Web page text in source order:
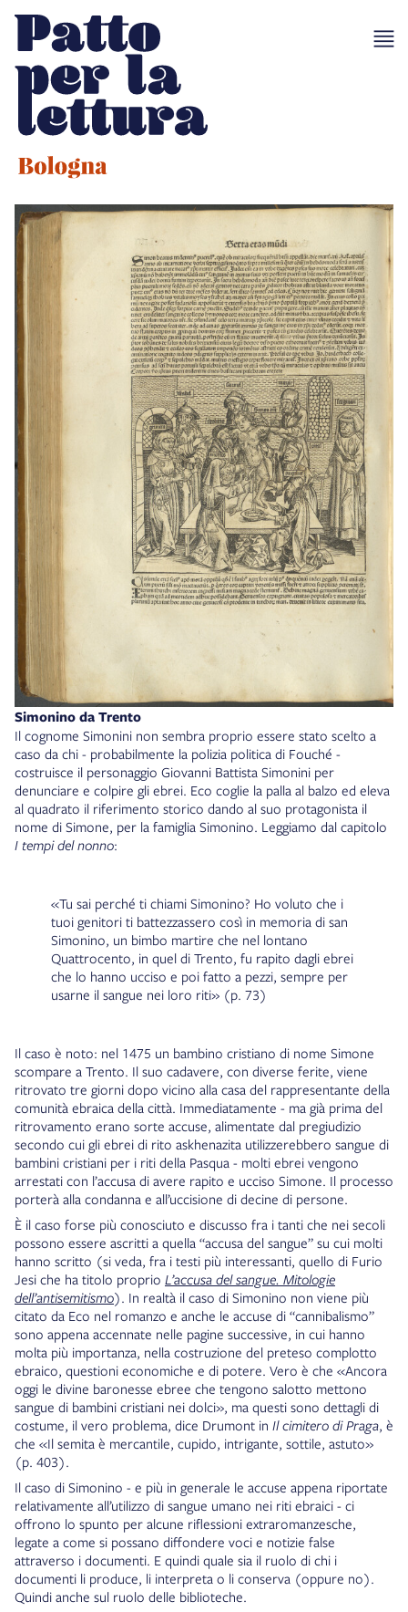
Simonino da Trento
Il cognome Simonini non sembra proprio essere stato scelto a
caso da chi - probabilmente la polizia politica di Fouché -
costruisce il personaggio Giovanni Battista Simonini per
denunciare e colpire gli ebrei. Eco coglie la palla al balzo ed eleva
al quadrato il riferimento storico dando al suo protagonista il
nome di Simone, per la famiglia Simonino. Leggiamo dal capitolo
I tempi del nonno:
«Tu sai perché ti chiami Simonino? Ho voluto che i
tuoi genitori ti battezzassero così in memoria di san
Simonino, un bimbo martire che nel lontano
Quattrocento, in quel di Trento, fu rapito dagli ebrei
che lo hanno ucciso e poi fatto a pezzi, sempre per
usarne il sangue nei loro riti» (p. 73)
Il caso è noto: nel 1475 un bambino cristiano di nome Simone
scompare a Trento. Il suo cadavere, con diverse ferite, viene
ritrovato tre giorni dopo vicino alla casa del rappresentante della
comunità ebraica della città. Immediatamente - ma già prima del
ritrovamento erano sorte accuse, alimentate dal pregiudizio
secondo cui gli ebrei di rito askhenazita utilizzerebbero sangue di
bambini cristiani per i riti della Pasqua - molti ebrei vengono
arrestati con l’accusa di avere rapito e ucciso Simone. Il processo
porterà alla condanna e all’uccisione di decine di persone.
È il caso forse più conosciuto e discusso fra i tanti che nei secoli
possono essere ascritti a quella “accusa del sangue” su cui molti
hanno scritto (si veda, fra i testi più interessanti, quello di Furio
Jesi che ha titolo proprio L’accusa del sangue. Mitologie
dell’antisemitismo). In realtà il caso di Simonino non viene più
citato da Eco nel romanzo e anche le accuse di “cannibalismo”
sono appena accennate nelle pagine successive, in cui hanno
molta più importanza, nella costruzione del preteso complotto
ebraico, questioni economiche e di potere. Vero è che «Ancora
oggi le divine baronesse ebree che tengono salotto mettono
sangue di bambini cristiani nei dolci», ma questi sono dettagli di
costume, il vero problema, dice Drumont in Il cimitero di Praga, è
che «Il semita è mercantile, cupido, intrigante, sottile, astuto»
(p. 403).
Il caso di Simonino - e più in generale le accuse appena riportate
relativamente all’utilizzo di sangue umano nei riti ebraici - ci
offrono lo spunto per alcune riflessioni extraromanzesche,
legate a come si possano diffondere voci e notizie false
attraverso i documenti. E quindi quale sia il ruolo di chi i
documenti li produce, li interpreta o li conserva (oppure no).
Quindi anche sul ruolo delle biblioteche.